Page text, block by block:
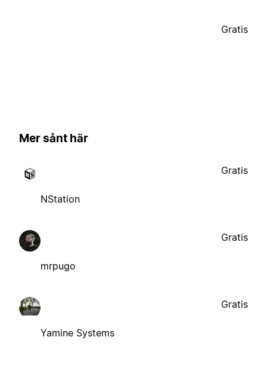
Gratis
Mer sånt här
NStation
Gratis
mrpugo
Gratis
Yamine Systems
Gratis